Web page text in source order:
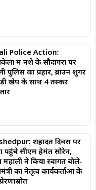
Police Action:
में नशे के सौदागरों पर
पुलिस का प्रहार, ब्राउन शुगर
खेप के साथ 4 तस्कर
शहादत दिवस पर
पहुंचे सीएम हेमंत सोरेन,
ने किया स्वागत बोले-
का नेतृत्व कार्यकर्ताओं के